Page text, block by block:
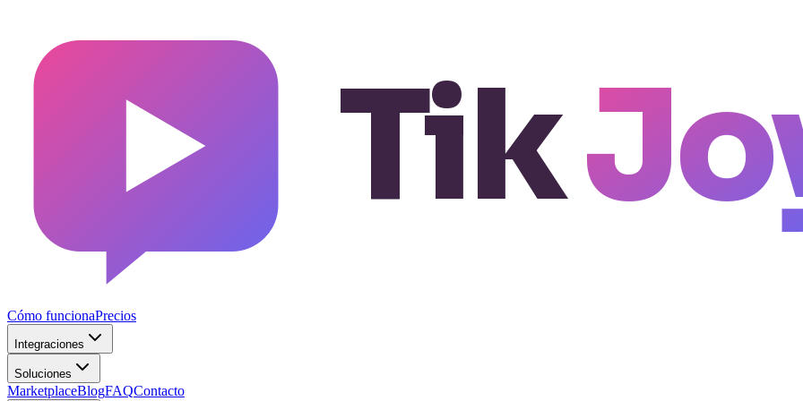
Tik
Cómo funcionaPrecios
Integraciones
Soluciones
MarketplaceBlogFAQContacto